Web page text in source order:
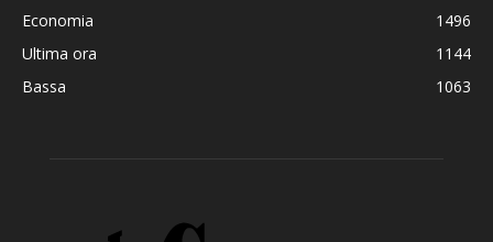
Economia
1496
Ultima ora
1144
Bassa
1063